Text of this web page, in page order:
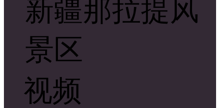
新疆那拉提风
景区
视频